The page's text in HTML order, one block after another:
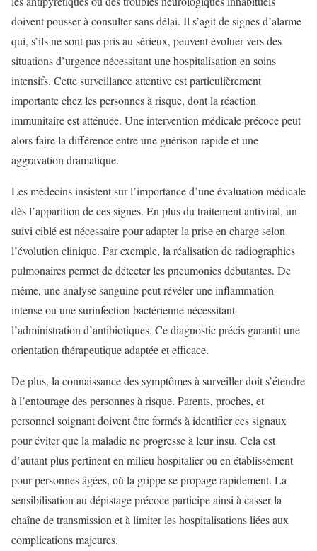
doivent pousser à consulter sans délai. Il s’agit de signes d’alarme
qui, s’ils ne sont pas pris au sérieux, peuvent évoluer vers des
situations d’urgence nécessitant une hospitalisation en soins
intensifs. Cette surveillance attentive est particulièrement
importante chez les personnes à risque, dont la réaction
immunitaire est atténuée. Une intervention médicale précoce peut
alors faire la différence entre une guérison rapide et une
aggravation dramatique.
Les médecins insistent sur l’importance d’une évaluation médicale
dès l’apparition de ces signes. En plus du traitement antiviral, un
suivi ciblé est nécessaire pour adapter la prise en charge selon
l’évolution clinique. Par exemple, la réalisation de radiographies
pulmonaires permet de détecter les pneumonies débutantes. De
même, une analyse sanguine peut révéler une inflammation
intense ou une surinfection bactérienne nécessitant
l’administration d’antibiotiques. Ce diagnostic précis garantit une
orientation thérapeutique adaptée et efficace.
De plus, la connaissance des symptômes à surveiller doit s’étendre
à l’entourage des personnes à risque. Parents, proches, et
personnel soignant doivent être formés à identifier ces signaux
pour éviter que la maladie ne progresse à leur insu. Cela est
d’autant plus pertinent en milieu hospitalier ou en établissement
pour personnes âgées, où la grippe se propage rapidement. La
sensibilisation au dépistage précoce participe ainsi à casser la
chaîne de transmission et à limiter les hospitalisations liées aux
complications majeures.